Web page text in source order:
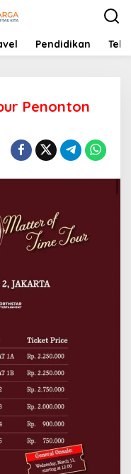
Pendidikan
Penonton